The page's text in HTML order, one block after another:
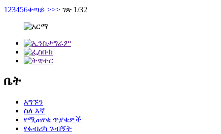
1 23456ቀጣይ >>> ገጽ 1/32
ቤት
አግኙን
ስለ እኛ
የሚጠየቁ ጥያቄዎች
የፋብሪካ ጉብኝት